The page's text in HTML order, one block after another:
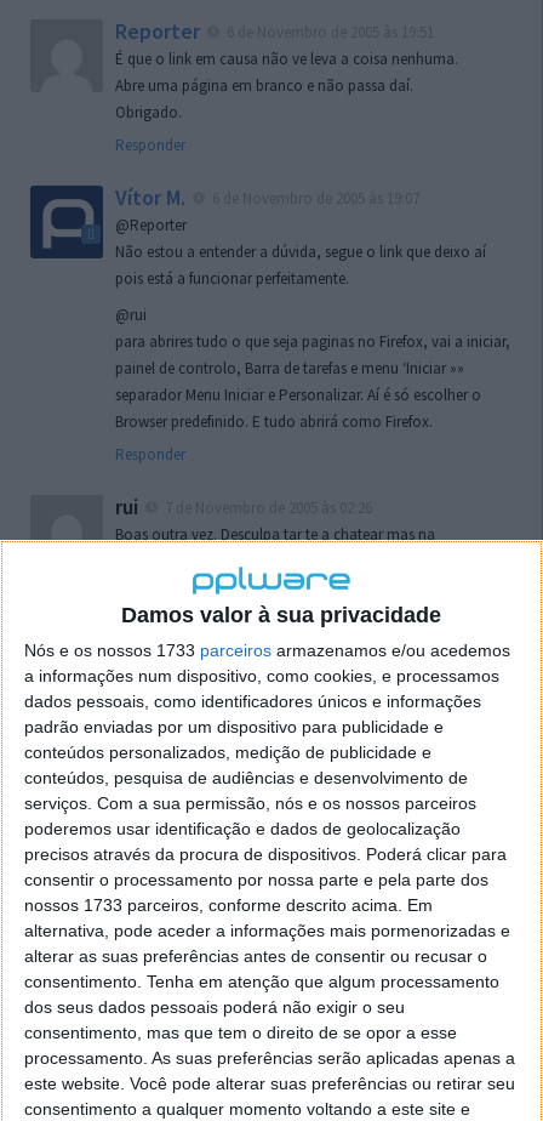
Damos valor à sua privacidade
Nós e os nossos 1733 parceiros armazenamos e/ou acedemos
a informações num dispositivo, como cookies, e processamos
dados pessoais, como identificadores únicos e informações
padrão enviadas por um dispositivo para publicidade e
conteúdos personalizados, medição de publicidade e
conteúdos, pesquisa de audiências e desenvolvimento de
serviços. Com a sua permissão, nós e os nossos parceiros
poderemos usar identificação e dados de geolocalização
precisos através da procura de dispositivos. Poderá clicar para
consentir o processamento por nossa parte e pela parte dos
nossos 1733 parceiros, conforme descrito acima. Em
alternativa, pode aceder a informações mais pormenorizadas e
alterar as suas preferências antes de consentir ou recusar o
consentimento. Tenha em atenção que algum processamento
dos seus dados pessoais poderá não exigir o seu
consentimento, mas que tem o direito de se opor a esse
processamento. As suas preferências serão aplicadas apenas a
este website. Você pode alterar suas preferências ou retirar seu
consentimento a qualquer momento voltando a este site e
Reporter
É que o link em causa não ve leva a coisa nenhuma.
Abre uma página em branco e não passa daí.
Obrigado.
Responder
Vítor M.
@Reporter
Não estou a entender a dúvida, segue o link que deixo aí
pois está a funcionar perfeitamente.
@rui
para abrires tudo o que seja paginas no Firefox, vai a iniciar,
painel de controlo, Barra de tarefas e menu ‘Iniciar »»
separador Menu Iniciar e Personalizar. Aí é só escolher o
Browser predefinido. E tudo abrirá como Firefox.
Responder
rui
Boas outra vez. Desculpa tar te a chatear mas na
o firefox como browser predefenido
de control tudo e nada. Tou a comecar a desesperar, ate ja
tentei apagar o explorer na tentativa de forçar o uso do
firefox mas em vao. Kaso te lembres de outra dica fico
agradecido, caso contrario obrigado a mesma
Responder
Vítor M.
7 de Novembro de 2005 às 01:39
@Reporter
Desculpa mas o link funciona. Seja como for segue por mail
o MSn Messenger 8.
Responder
Vítor M.
7 de Novembro de 2005 às 11:21
@Rui
Tens de encontrar o que te falei. Faz da seguinte maneira,
janela iniciar e no topo dessa janela com o botão direito do
rato faz propriedades. Depois no separador Menu ‘Iniciar’
clica no botão ‘Personalizar’ aí encontrarás no separador
geral a opção para escolheres o Browser com que queres